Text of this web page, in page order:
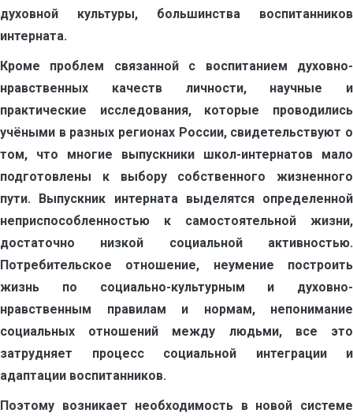
духовной культуры, большинства воспитанников
интерната.
Кроме проблем связанной с воспитанием духовно-
нравственных качеств личности, научные и
практические исследования, которые проводились
учёными в разных регионах России, свидетельствуют о
том, что многие выпускники школ-интернатов мало
подготовлены к выбору собственного жизненного
пути. Выпускник интерната выделятся определенной
неприспособленностью к самостоятельной жизни,
достаточно низкой социальной активностью.
Потребительское отношение, неумение построить
жизнь по социально-культурным и духовно-
нравственным правилам и нормам, непонимание
социальных отношений между людьми, все это
затрудняет процесс социальной интеграции и
адаптации воспитанников.
Поэтому возникает необходимость в новой системе